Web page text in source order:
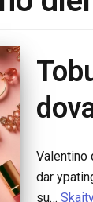
Valentino
dar
su…